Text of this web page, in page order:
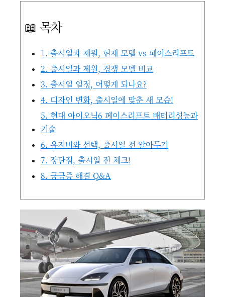
📖 목차
1. 출시일과 제원, 현재 모델 vs 페이스리프트
2. 출시일과 제원, 경쟁 모델 비교
3. 출시일 일정, 어떻게 되나요?
4. 디자인 변화, 출시일에 맞춘 새 모습!
5. 현대 아이오닉6 페이스리프트 배터리성능과
기술
6. 유지비와 선택, 출시일 전 알아두기
7. 장단점, 출시일 전 체크!
8. 궁금증 해결 Q&A